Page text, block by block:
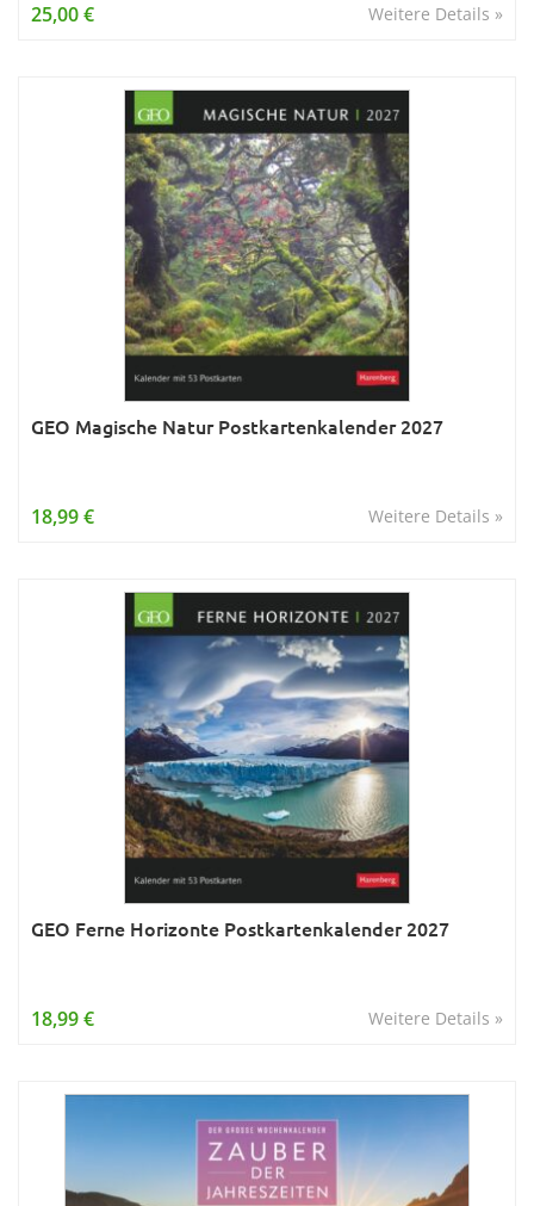
Weitere Details »
25,00 €
GEO Magische Natur Postkartenkalender 2027
Weitere Details »
18,99 €
GEO Ferne Horizonte Postkartenkalender 2027
Weitere Details »
18,99 €